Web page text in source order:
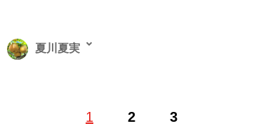
1 2 3
夏川夏実
えながらも、都市伝説には興味津々。さまざまな分野を